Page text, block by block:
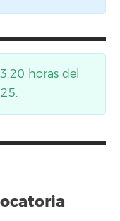
horas del